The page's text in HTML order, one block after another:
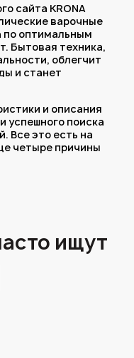
сайта KRONA
варочные
по оптимальным
Бытовая техника,
облегчит
и станет
и описания
успешного поиска
Все это есть на
четыре причины
в 1999
бытовой
расширяем
ищут